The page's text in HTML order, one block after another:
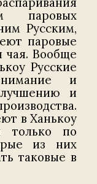
паровых
Русским,
паровые
чая. Вообще
Русские
и
и
в Ханькоу
только по
из них
таковые в